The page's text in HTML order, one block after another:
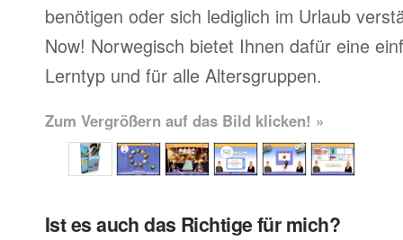
benötigen oder sich lediglich im Urlaub
Now! Norwegisch bietet Ihnen dafür eine
Lerntyp und für alle Altersgruppen.
Zum Vergrößern auf das Bild klicken! »
Ist es auch das Richtige für mich?